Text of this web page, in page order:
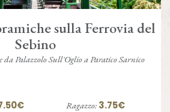
sulla Ferrovia del
Sebino
da Palazzolo Sull'Oglio a Paratico Sarnico
Ragazzo: 3.75€